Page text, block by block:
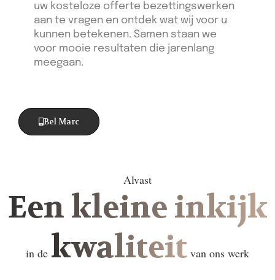
uw kosteloze offerte bezettingswerken
aan te vragen en ontdek wat wij voor u
kunnen betekenen. Samen staan we
voor mooie resultaten die jarenlang
meegaan.
Bel Marc
Alvast
Een kleine inkijk
in de kwaliteit van ons werk